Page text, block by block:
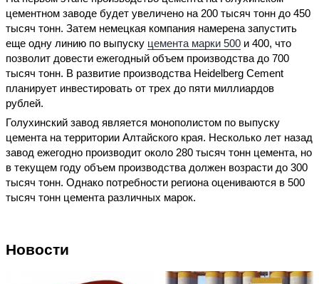
цементном заводе будет увеличено на 200 тысяч тонн до 450
тысяч тонн. Затем немецкая компания намерена запустить
еще одну линию по выпуску цемента марки 500 и 400, что
позволит довести ежегодный объем производства до 700
тысяч тонн. В развитие производства Heidelberg Cement
планирует инвестировать от трех до пяти миллиардов
рублей.
Голухинский завод является монополистом по выпуску
цемента на территории Алтайского края. Несколько лет назад
завод ежегодно производит около 280 тысяч тонн цемента, но
в текущем году объем производства должен возрасти до 300
тысяч тонн. Однако потребности региона оцениваются в 500
тысяч тонн цемента различных марок.
Новости